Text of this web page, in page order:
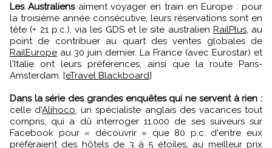
Les Australiens aiment voyager en train en Europe : pour
la troisième année consécutive, leurs réservations sont en
tête (+ 21 p.c.), via les GDS et le site australien RailPlus, au
point de contribuer au quart des ventes globales de
RailEurope au 30 juin dernier. La France (avec Eurostar) et
l'Italie ont leurs préférences, ainsi que la route Paris-
Amsterdam. [eTravel Blackboard]
Dans la série des grandes enquêtes qui ne servent à rien :
celle d'Alihoco, un spécialiste anglais des vacances tout
compris, qui a dû interroger 11.000 de ses suiveurs sur
Facebook pour « découvrir » que 80 p.c. d'entre eux
préféraient des hôtels de 3 à 5 étoiles, au meilleur prix